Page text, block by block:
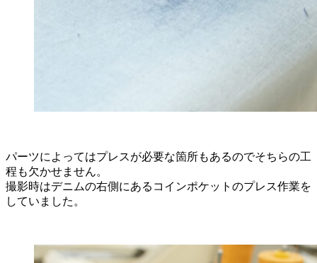
パーツによってはプレスが必要な箇所もあるのでそちらの工
程も欠かせません。
撮影時はデニムの右側にあるコインポケットのプレス作業を
していました。